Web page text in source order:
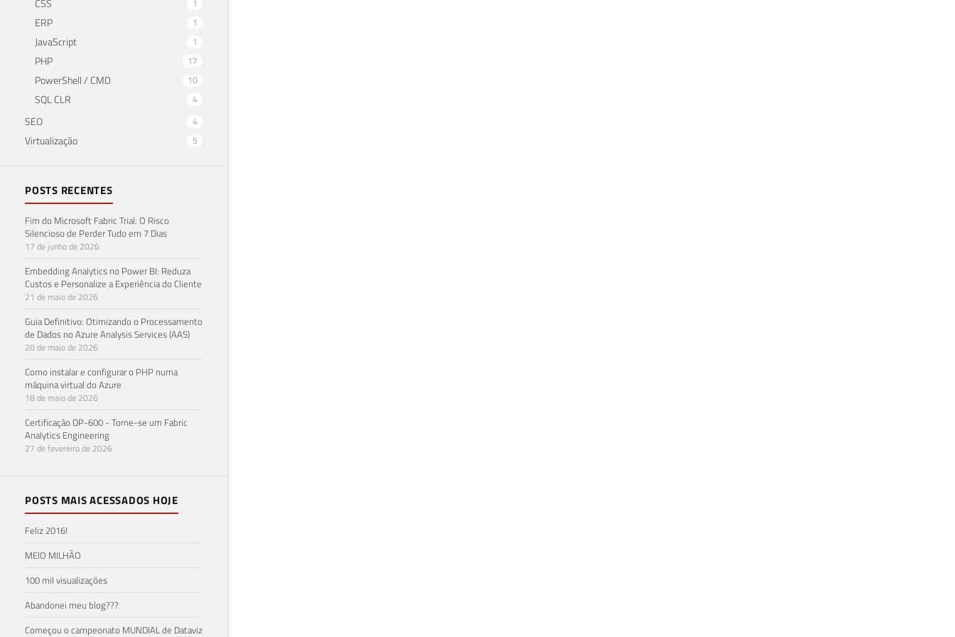
1
ERP 1
JavaScript 1
PHP 17
PowerShell / CMD 10
SQL CLR 4
SEO 4
Virtualização 5
POSTS RECENTES
Fim do Microsoft Fabric Trial: O Risco
Silencioso de Perder Tudo em 7 Dias
17 de junho de 2026
Embedding Analytics no Power BI: Reduza
Custos e Personalize a Experiência do Cliente
21 de maio de 2026
Guia Definitivo: Otimizando o Processamento
de Dados no Azure Analysis Services (AAS)
20 de maio de 2026
Como instalar e configurar o PHP numa
máquina virtual do Azure
18 de maio de 2026
Certificação DP-600 - Torne-se um Fabric
Analytics Engineering
27 de fevereiro de 2026
POSTS MAIS ACESSADOS HOJE
Feliz 2016!
MEIO MILHÃO
100 mil visualizações
Abandonei meu blog???
Começou o campeonato MUNDIAL de Dataviz